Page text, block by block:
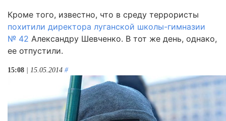
Кроме того, известно, что в среду террористы
похитили директора луганской школы-гимназии
№ 42 Александру Шевченко. В тот же день, однако,
ее отпустили.
15:08 | 15.05.2014 #